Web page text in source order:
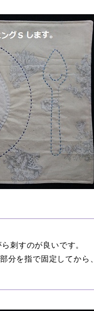
刺すのが良いです。
分を指で固定してから